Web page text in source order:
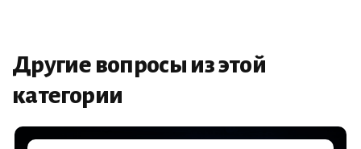
Другие вопросы из этой
категории